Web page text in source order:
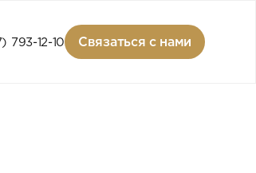
793-12-10 Связаться с нами